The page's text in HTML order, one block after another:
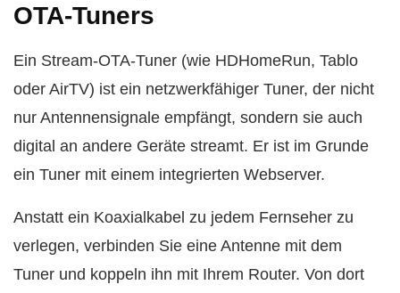
OTA-Tuners
Ein Stream-OTA-Tuner (wie HDHomeRun, Tablo
oder AirTV) ist ein netzwerkfähiger Tuner, der nicht
nur Antennensignale empfängt, sondern sie auch
digital an andere Geräte streamt. Er ist im Grunde
ein Tuner mit einem integrierten Webserver.
Anstatt ein Koaxialkabel zu jedem Fernseher zu
verlegen, verbinden Sie eine Antenne mit dem
Tuner und koppeln ihn mit Ihrem Router. Von dort